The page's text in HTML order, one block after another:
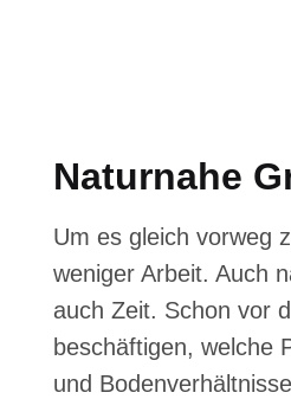
Naturnahe
Um es gleich vorweg
weniger Arbeit. Auch
auch Zeit. Schon vor
beschäftigen, welche
und